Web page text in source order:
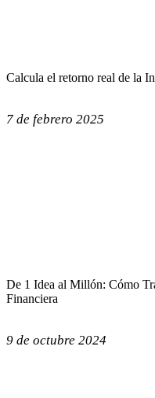
Calcula el retorno real de la
7 de febrero 2025
De 1 Idea al Millón: Cómo
Financiera
9 de octubre 2024